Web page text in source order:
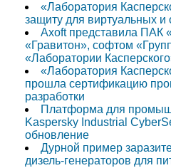
«Лаборатория
защиту для виртуальных и
Axoft представила ПАК
«Гравитон», софтом
«Лаборатории
«Лаборатория
прошла сертификацию
разработки
Платформа для
Kaspersky Industrial
обновление
Дурной пример
дизель-генераторов для